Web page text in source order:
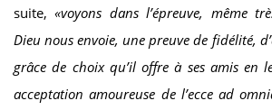
suite,«voyons dans l’épreuve, même
Dieu nous envoie, une preuve de fidélité,
grâce de choix qu’il offre à ses amis en
acceptation amoureuse de l’ecce ad